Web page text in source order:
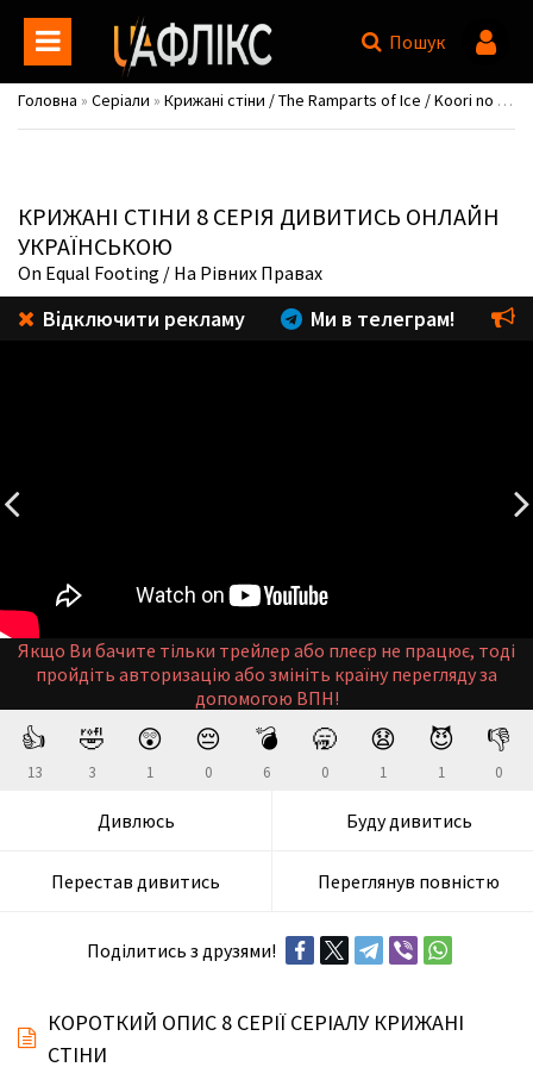
Пошук
Головна » Серіали » Крижані стіни / The Ramparts of Ice / Koori no Jouheki
КРИЖАНІ СТІНИ 8 СЕРІЯ ДИВИТИСЬ ОНЛАЙН
УКРАЇНСЬКОЮ
On Equal Footing / На Рівних Правах
Відключити рекламу Ми в телеграм!
Якщо Ви бачите тільки трейлер або плеєр не працює, тоді
пройдіть авторизацію або змініть країну перегляду за
допомогою ВПН!
👍
13
🤣
3
😲
1
😔
0
💣
6
🥱
0
😧
1
😈
1
👎
0
Дивлюсь Буду дивитись
Перестав дивитись Переглянув повністю
Поділитись з друзями!
КОРОТКИЙ ОПИС 8 СЕРІЇ СЕРІАЛУ КРИЖАНІ
СТІНИ